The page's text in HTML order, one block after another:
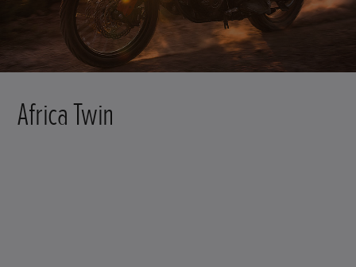
Africa Twin